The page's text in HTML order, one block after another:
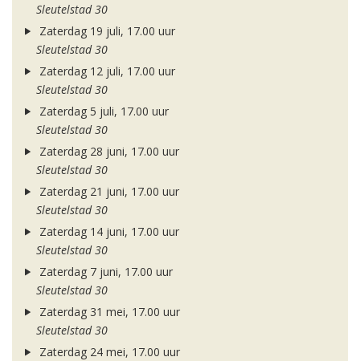
Sleutelstad 30
Zaterdag 19 juli, 17.00 uur
Sleutelstad 30
Zaterdag 12 juli, 17.00 uur
Sleutelstad 30
Zaterdag 5 juli, 17.00 uur
Sleutelstad 30
Zaterdag 28 juni, 17.00 uur
Sleutelstad 30
Zaterdag 21 juni, 17.00 uur
Sleutelstad 30
Zaterdag 14 juni, 17.00 uur
Sleutelstad 30
Zaterdag 7 juni, 17.00 uur
Sleutelstad 30
Zaterdag 31 mei, 17.00 uur
Sleutelstad 30
Zaterdag 24 mei, 17.00 uur